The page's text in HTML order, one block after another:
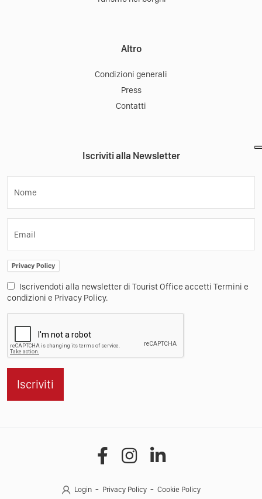
Altro
Condizioni generali
Press
Contatti
Iscriviti alla Newsletter
Nome
Email
Privacy Policy
Iscrivendoti alla newsletter di Tourist Office accetti Termini e
condizioni e Privacy Policy.
Iscriviti
Login Privacy Policy Cookie Policy